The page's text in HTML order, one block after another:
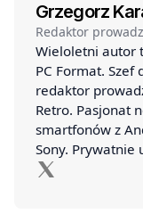
Grzegorz
Redaktor
Wieloletni autor
PC Format. Szef
redaktor
Retro. Pasjonat
smartfonów z
Sony. Prywatnie